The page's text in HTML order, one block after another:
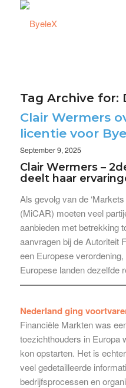
Tag Archive for:
Clair Wermers
licentie voor
September 9, 2025
Clair Wermers –
deelt haar
Als gevolg van de
(MiCAR) moeten veel
aanbieden met betrekking
aanvragen bij de Autoriteit
een Europese
Europese landen dezelfde
Nederland ging
Financiële Markten was
toezichthouders in Europa
kon opstarten. Het is
veel gedetailleerde
bedrijfsprocessen en